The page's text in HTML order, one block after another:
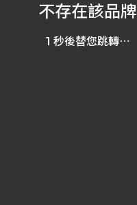
不存在該品牌
1 秒後替您跳轉⋯